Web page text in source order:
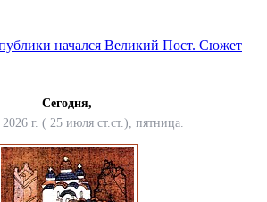
начался Великий Пост. Сюжет
Сегодня,
2026 г. ( 25 июля ст.ст.), пятница.